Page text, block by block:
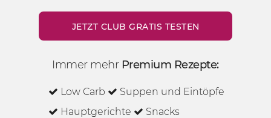
JETZT CLUB GRATIS TESTEN
Immer mehr Premium Rezepte:
Low Carb
Suppen und Eintöpfe
Hauptgerichte
Snacks